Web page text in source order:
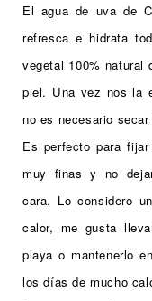
El agua de uva de
refresca e hidrata
vegetal 100% natural
piel. Una vez nos la
no es necesario
Es perfecto para
muy finas y no
cara. Lo considero
calor, me gusta
playa o mantenerlo
los días de mucho